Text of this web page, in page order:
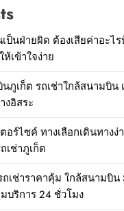
ป็นฝ่ายผิด ต้องเสียค่าอะไ
เข้าใจง่าย
ภูเก็ต รถเช่าใกล้สนามบิน
งอิสระ
อร์ไซค์ ทางเลือกเดินทางง่
เช่าภูเก็ต
เช่าราคาคุ้ม ใกล้สนามบิน
บริการ 24 ชั่วโมง